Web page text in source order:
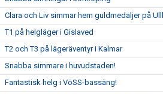
Clara och Liv simmar hem guldmedaljer på
T1 på helgläger i Gislaved
T2 och T3 på lägeräventyr i Kalmar
Snabba simmare i huvudstaden!
Fantastisk helg i VöSS-bassäng!